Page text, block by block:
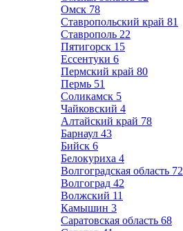
Омск 78
Ставропольский край 81
Ставрополь 22
Пятигорск 15
Ессентуки 6
Пермский край 80
Пермь 51
Соликамск 5
Чайковский 4
Алтайский край 78
Барнаул 43
Бийск 6
Белокуриха 4
Волгоградская область 72
Волгоград 42
Волжский 11
Камышин 3
Саратовская область 68